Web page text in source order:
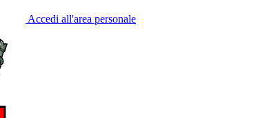
Accedi all'area personale